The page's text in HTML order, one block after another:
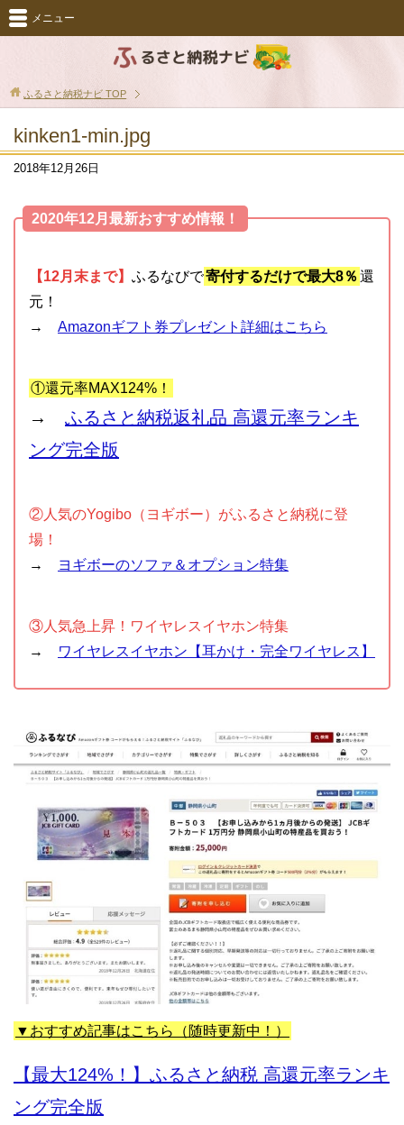
メニュー
ふるさと納税ナビ TOP
kinken1-min.jpg
2018年12月26日
2020年12月最新おすすめ情報！
【12月末まで】 ふるなびで寄付するだけで最大8％ 還
元！
→ Amazonギフト券プレゼント詳細はこちら
①還元率MAX124%！
→ ふるさと納税返礼品 高還元率ランキ
ング完全版
②人気のYogibo（ヨギボー）がふるさと納税に登
場！
→
ヨギボーのソファ＆オプション特集
③人気急上昇！ワイヤレスイヤホン特集
→
ワイヤレスイヤホン【耳かけ・完全ワイヤレス】
▼おすすめ記事はこちら（随時更新中！）
【最大124%！】ふるさと納税 高還元率ランキ
ング完全版